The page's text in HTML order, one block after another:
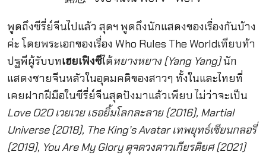
พูดถึงซีรี่ย์จีนไปแล้ว สุดฯ พูดถึงนักแสดงของเรื่องกันบ้าง
ค่ะ โดยพระเอกของเรื่อง Who Rules The Worldเทียบท้า
ปฐพีผู้รับบทเฮยเฟิงซีได้หยางหยาง (Yang Yang)นัก
แสดงชายจีนหลัวในอุดมคติของสาวๆ ทั้งในและไทยที่
เคยฝากฝีมือในซีรี่ย์จีนสุดปังมาแล้วเพียบ ไม่ว่าจะเป็น
Love O2O เวยเวย เธอยิ้มโลกละลาย (2016), Martial
Universe (2018), The King’s Avatar เทพยุทธ์เซียนกลอรี่
(2019), You Are My Glory ดุจดวงดาวเกียรติยศ (2021)